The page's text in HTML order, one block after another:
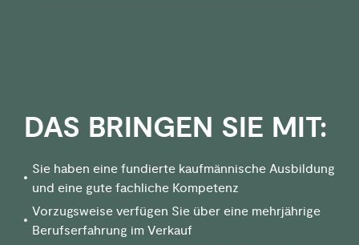
DAS BRINGEN SIE MIT:
Sie haben eine fundierte kaufmännische Ausbildung
und eine gute fachliche Kompetenz
Vorzugsweise verfügen Sie über eine mehrjährige
Berufserfahrung im Verkauf